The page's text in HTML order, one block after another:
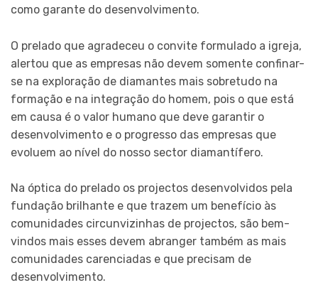
como garante do desenvolvimento.
O prelado que agradeceu o convite formulado a igreja,
alertou que as empresas não devem somente confinar-
se na exploração de diamantes mais sobretudo na
formação e na integração do homem, pois o que está
em causa é o valor humano que deve garantir o
desenvolvimento e o progresso das empresas que
evoluem ao nível do nosso sector diamantífero.
Na óptica do prelado os projectos desenvolvidos pela
fundação brilhante e que trazem um benefício às
comunidades circunvizinhas de projectos, são bem-
vindos mais esses devem abranger também as mais
comunidades carenciadas e que precisam de
desenvolvimento.